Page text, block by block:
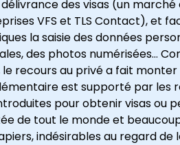
des visas (un
VFS et TLS Contact), et
la saisie des données
des photos numérisées…
recours au privé a fait monter
est supporté par les
pour obtenir visas ou
de tout le monde et
indésirables au regard de